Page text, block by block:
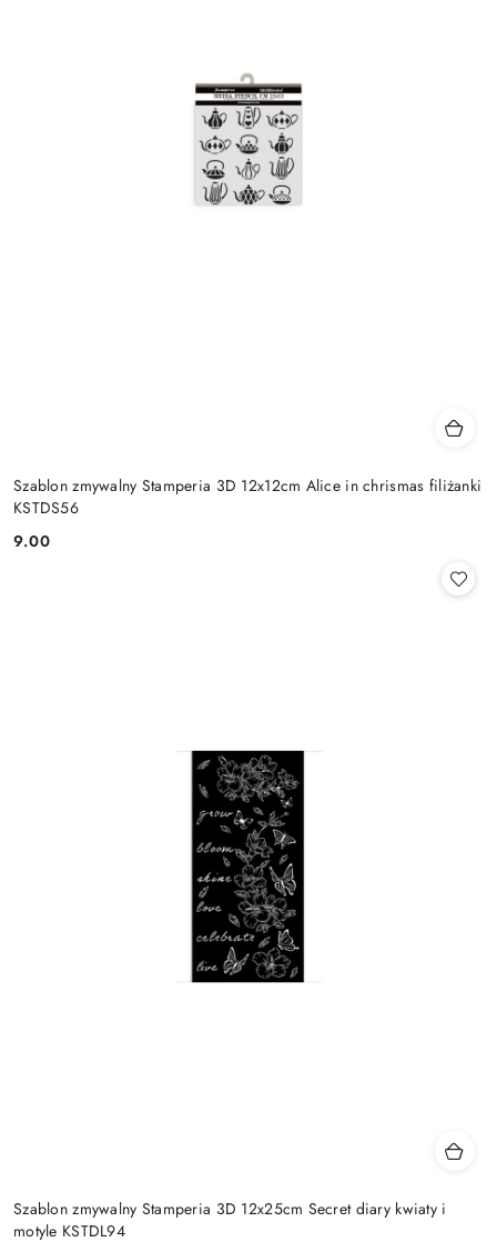
Szablon zmywalny Stamperia 3D 12x12cm Alice in chrismas filiżanki
KSTDS56
Cena:
9.00
Szablon zmywalny Stamperia 3D 12x25cm Secret diary kwiaty i
motyle KSTDL94